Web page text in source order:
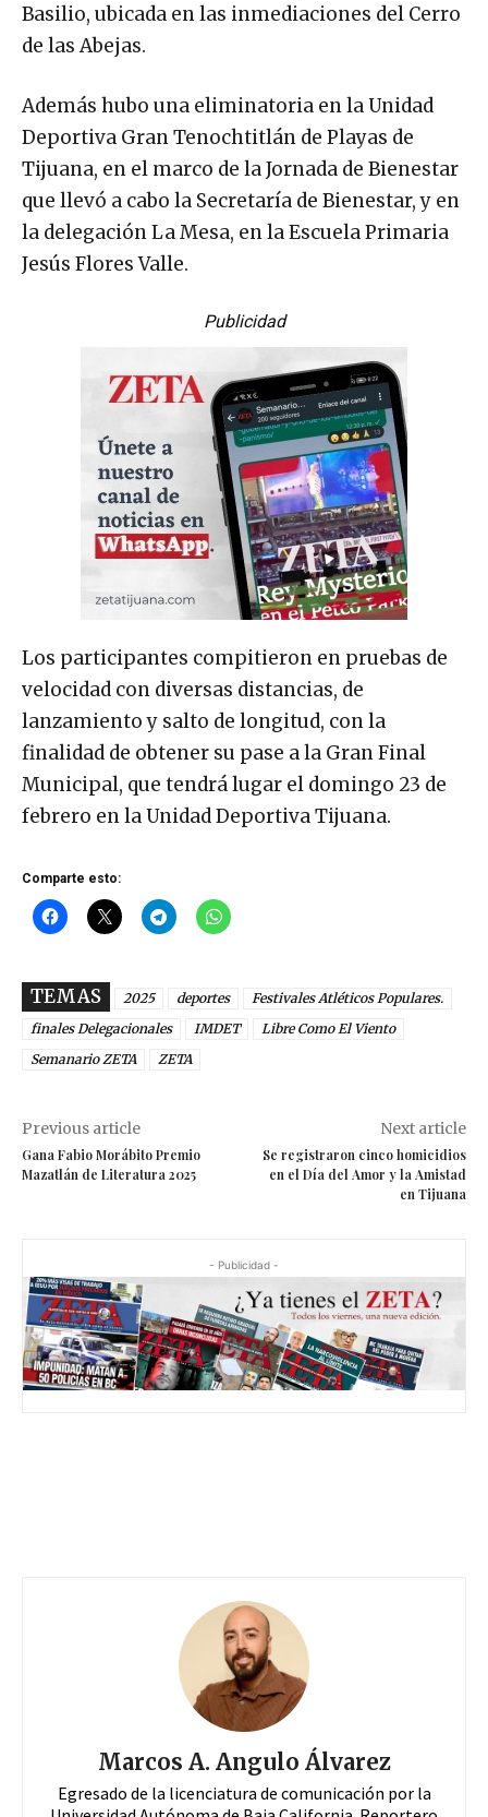
Basilio, ubicada en las inmediaciones del Cerro
de las Abejas.
Además hubo una eliminatoria en la Unidad
Deportiva Gran Tenochtitlán de Playas de
Tijuana, en el marco de la Jornada de Bienestar
que llevó a cabo la Secretaría de Bienestar, y en
la delegación La Mesa, en la Escuela Primaria
Jesús Flores Valle.
Publicidad
Los participantes compitieron en pruebas de
velocidad con diversas distancias, de
lanzamiento y salto de longitud, con la
finalidad de obtener su pase a la Gran Final
Municipal, que tendrá lugar el domingo 23 de
febrero en la Unidad Deportiva Tijuana.
Comparte esto:
TEMAS 2025 deportes
Festivales Atléticos Populares.
finales Delegacionales
IMDET
Libre Como El Viento
Semanario ZETA
ZETA
Previous article
Gana Fabio Morábito Premio
Mazatlán de Literatura 2025
Next article
Se registraron cinco homicidios
en el Día del Amor y la Amistad
en Tijuana
- Publicidad -
Marcos A. Angulo Álvarez
Egresado de la licenciatura de comunicación por la